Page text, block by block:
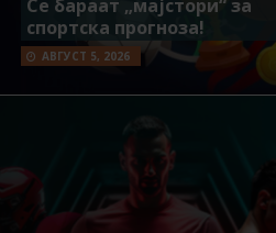
Се бараат „мајстори“ за
спортска прогноза!
АВГУСТ 5, 2026